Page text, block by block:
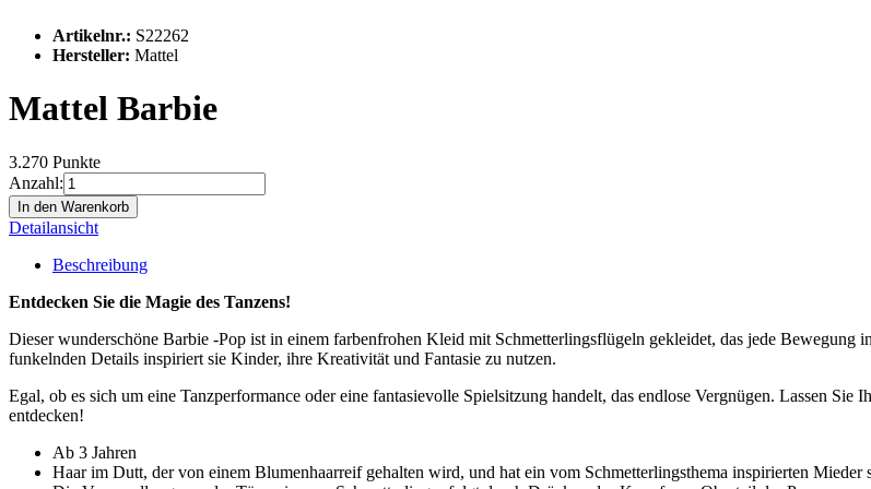
Artikelnr.: S22262
Hersteller: Mattel
Mattel Barbie
3.270 Punkte
Anzahl:
In den Warenkorb
Detailansicht
Beschreibung
Entdecken Sie die Magie des Tanzens!
Dieser wunderschöne Barbie -Pop ist in einem farbenfrohen Kleid mit Schmetterlingsflügeln gekleidet, das jede Bewegung
funkelnden Details inspiriert sie Kinder, ihre Kreativität und Fantasie zu nutzen.
Egal, ob es sich um eine Tanzperformance oder eine fantasievolle Spielsitzung handelt, das endlose Vergnügen. Lassen
entdecken!
Ab 3 Jahren
Haar im Dutt, der von einem Blumenhaarreif gehalten wird, und hat ein vom Schmetterlingsthema inspirierten